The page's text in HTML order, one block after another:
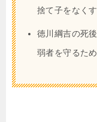
捨て子をなく
徳川綱吉の死
弱者を守るた